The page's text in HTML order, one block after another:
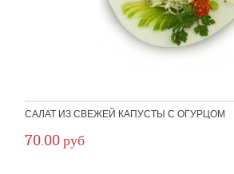
САЛАТ ИЗ СВЕЖЕЙ КАПУСТЫ С ОГУРЦОМ
70.00 руб